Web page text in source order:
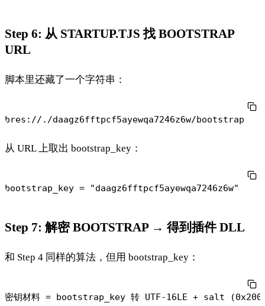
Step 6: 从 STARTUP.TJS 找 BOOTSTRAP
URL
脚本里还藏了一个字符串：
从 URL 上取出 bootstrap_key：
Step 7: 解密 BOOTSTRAP → 得到插件 DLL
和 Step 4 同样的算法，但用 bootstrap_key：
密钥材料 = bootstrap_key 转 UTF-16LE + salt